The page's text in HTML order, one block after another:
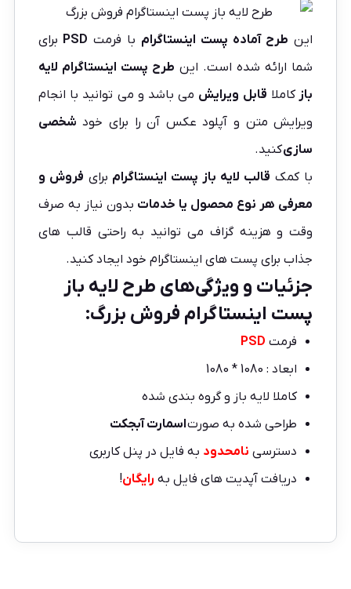
این طرح آماده پست اینستاگرام با فرمت PSD برای
شما ارائه شده است. این طرح پست اینستاگرام لایه
بازکاملا قابل ویرایش می باشد و می توانید با انجام
ویرایش متن و آپلود عکس آن را برای خود شخصی
سازیکنید.
با کمک قالب لایه باز پست اینستاگرام برای فروش و
معرفی هر نوع محصول یا خدمات بدون نیاز به صرف
وقت و هزینه گزاف می توانید به راحتی قالب های
جذاب برای پست های اینستاگرام خود ایجاد کنید.
جزئیات و ویژگی‌های طرح لایه باز
پست اینستاگرام فروش بزرگ:
فرمت PSD
ابعاد : 1080 * 1080
کاملا لایه باز و گروه بندی شده
طراحی شده به صورتاسمارت آبجکت
دسترسی نامحدود به فایل در پنل کاربری
دریافت آپدیت های فایل به رایگان!